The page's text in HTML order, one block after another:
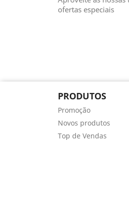
ofertas especiais
PRODUTOS
Promoção
Novos produtos
Top de Vendas